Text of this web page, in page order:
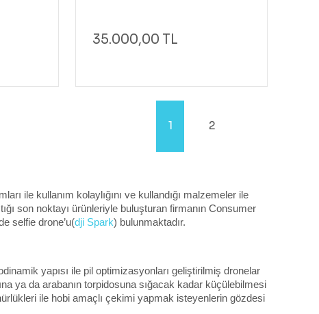
35.000,00 TL
1 2
ile kullanım kolaylığını ve kullandığı malzemeler ile
son noktayı ürünleriyle buluşturan firmanın Consumer
selfie drone’u(dji Spark) bulunmaktadır.
yapısı ile pil optimizasyonları geliştirilmiş dronelar
ya da arabanın torpidosuna sığacak kadar küçülebilmesi
ile hobi amaçlı çekimi yapmak isteyenlerin gözdesi